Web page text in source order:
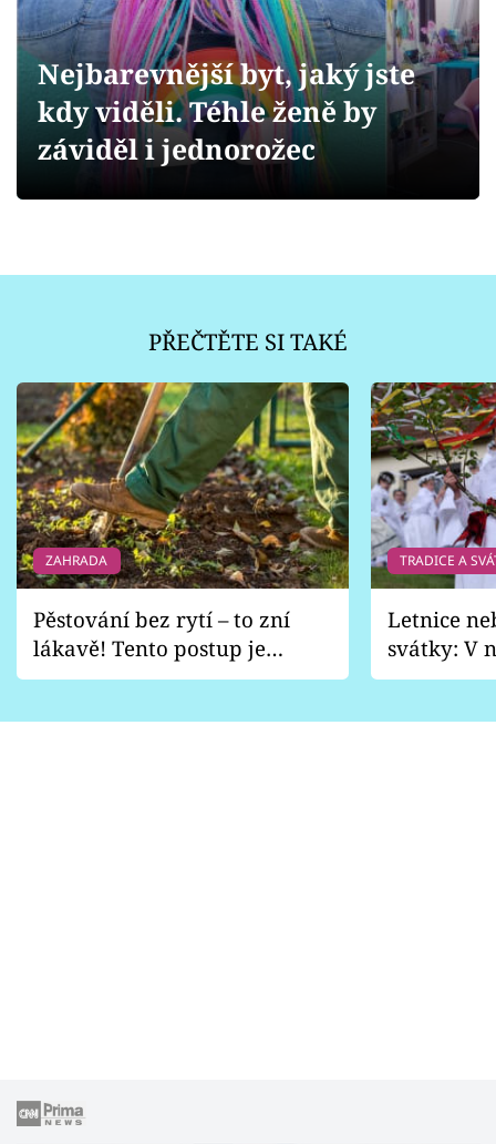
Přihlášení
Sledujte nás
Nejbarevnější byt, jaký jste
kdy viděli. Téhle ženě by
záviděl i jednorožec
PŘEČTĚTE SI TAKÉ
ZAHRADA
Pěstování bez rytí – to zní
lákavě! Tento postup je
vhodný jen pro některé
TRADICE A
Letnice
svátky: V
pondělí